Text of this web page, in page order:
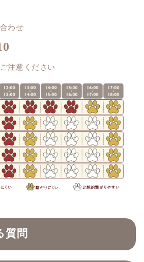
わせ
注意ください
質問